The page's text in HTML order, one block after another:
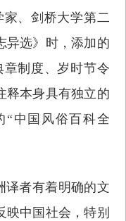
、剑桥大学第二
异选》时，添加的
章制度、岁时节令
释本身具有独立的
“中国风俗百科全
译者有着明确的文
映中国社会，特别